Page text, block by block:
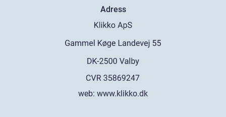
Adress
web: www.klikko.dk